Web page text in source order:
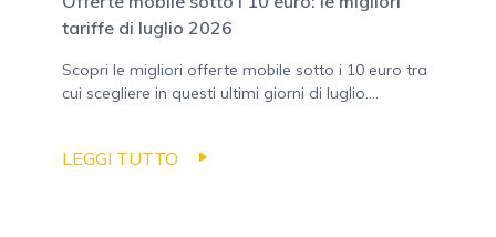
tariffe di luglio 2026
Scopri le migliori offerte mobile sotto i 10 euro tra
cui scegliere in questi ultimi giorni di luglio....
LEGGI TUTTO